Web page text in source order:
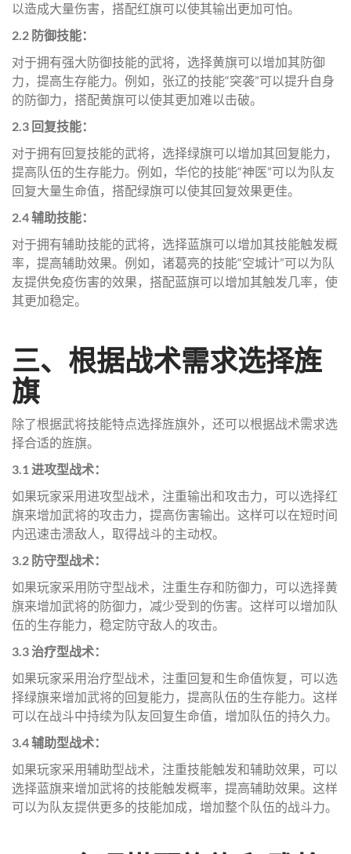
以造成大量伤害，搭配红旗可以使其输出更加可怕。
2.2 防御技能：
对于拥有强大防御技能的武将，选择黄旗可以增加其防御
力，提高生存能力。例如，张辽的技能“突袭”可以提升自身
的防御力，搭配黄旗可以使其更加难以击破。
2.3 回复技能：
对于拥有回复技能的武将，选择绿旗可以增加其回复能力，
提高队伍的生存能力。例如，华佗的技能“神医”可以为队友
回复大量生命值，搭配绿旗可以使其回复效果更佳。
2.4 辅助技能：
对于拥有辅助技能的武将，选择蓝旗可以增加其技能触发概
率，提高辅助效果。例如，诸葛亮的技能“空城计”可以为队
友提供免疫伤害的效果，搭配蓝旗可以增加其触发几率，使
其更加稳定。
三、根据战术需求选择旌
旗
除了根据武将技能特点选择旌旗外，还可以根据战术需求选
择合适的旌旗。
3.1 进攻型战术：
如果玩家采用进攻型战术，注重输出和攻击力，可以选择红
旗来增加武将的攻击力，提高伤害输出。这样可以在短时间
内迅速击溃敌人，取得战斗的主动权。
3.2 防守型战术：
如果玩家采用防守型战术，注重生存和防御力，可以选择黄
旗来增加武将的防御力，减少受到的伤害。这样可以增加队
伍的生存能力，稳定防守敌人的攻击。
3.3 治疗型战术：
如果玩家采用治疗型战术，注重回复和生命值恢复，可以选
择绿旗来增加武将的回复能力，提高队伍的生存能力。这样
可以在战斗中持续为队友回复生命值，增加队伍的持久力。
3.4 辅助型战术：
如果玩家采用辅助型战术，注重技能触发和辅助效果，可以
选择蓝旗来增加武将的技能触发概率，提高辅助效果。这样
可以为队友提供更多的技能加成，增加整个队伍的战斗力。